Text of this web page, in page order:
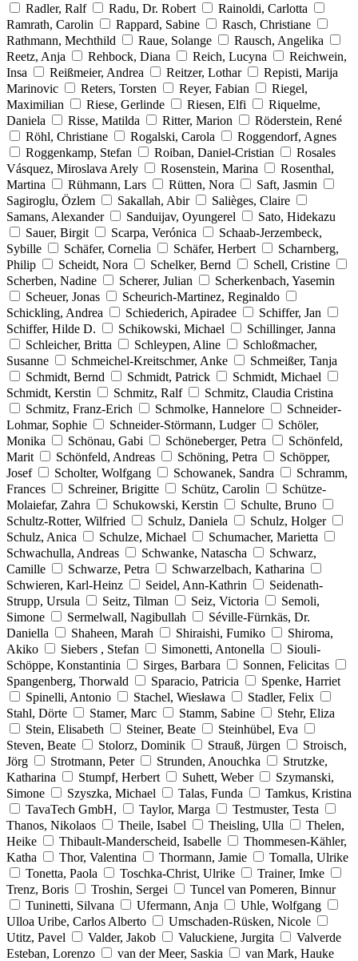
Radler, Ralf
Radu, Dr. Robert
Rainoldi, Carlotta
Ramrath, Carolin
Rappard, Sabine
Rasch, Christiane
Rathmann, Mechthild
Raue, Solange
Rausch, Angelika
Reetz, Anja
Rehbock, Diana Reich, Lucyna
Reichwein,
Insa
Reißmeier, Andrea Reitzer, Lothar
Repisti, Marija
Marinovic
Reters, Torsten Reyer, Fabian
Riegel,
Maximilian
Riese, Gerlinde Riesen, Elfi
Riquelme,
Daniela
Risse, Matilda Ritter, Marion
Röderstein, René
Röhl, Christiane
Rogalski, Carola
Roggendorf, Agnes
Roggenkamp, Stefan
Roiban, Daniel-Cristian
Rosales
Vásquez, Miroslava Arely
Rosenstein, Marina
Rosenthal,
Martina
Rühmann, Lars Rütten, Nora
Saft, Jasmin
Sagiroglu, Özlem
Sakallah, Abir
Salièges, Claire
Samans, Alexander
Sanduijav, Oyungerel
Sato, Hidekazu
Sauer, Birgit
Scarpa, Verónica
Schaab-Jerzembeck,
Sybille
Schäfer, Cornelia Schäfer, Herbert
Scharnberg,
Philip
Scheidt, Nora Schelker, Bernd
Schell, Cristine
Scherben, Nadine
Scherer, Julian
Scherkenbach, Yasemin
Scheuer, Jonas
Scheurich-Martinez, Reginaldo
Schickling, Andrea
Schiederich, Apiradee
Schiffer, Jan
Schiffer, Hilde D.
Schikowski, Michael
Schillinger, Janna
Schleicher, Britta
Schleypen, Aline
Schloßmacher,
Susanne
Schmeichel-Kreitschmer, Anke
Schmeißer, Tanja
Schmidt, Bernd
Schmidt, Patrick
Schmidt, Michael
Schmidt, Kerstin
Schmitz, Ralf
Schmitz, Claudia Cristina
Schmitz, Franz-Erich
Schmolke, Hannelore
Schneider-
Lohmar, Sophie
Schneider-Störmann, Ludger
Schöler,
Monika
Schönau, Gabi Schöneberger, Petra
Schönfeld,
Marit
Schönfeld, Andreas Schöning, Petra
Schöpper,
Josef
Scholter, Wolfgang Schowanek, Sandra
Schramm,
Frances
Schreiner, Brigitte Schütz, Carolin
Schütze-
Molaiefar, Zahra
Schukowski, Kerstin
Schulte, Bruno
Schultz-Rotter, Wilfried
Schulz, Daniela
Schulz, Holger
Schulz, Anica
Schulze, Michael
Schumacher, Marietta
Schwachulla, Andreas
Schwanke, Natascha
Schwarz,
Camille
Schwarze, Petra
Schwarzelbach, Katharina
Schwieren, Karl-Heinz
Seidel, Ann-Kathrin
Seidenath-
Strupp, Ursula
Seitz, Tilman Seiz, Victoria
Semoli,
Simone
Sermelwall, Nagibullah
Séville-Fürnkäs, Dr.
Daniella
Shaheen, Marah Shiraishi, Fumiko
Shiroma,
Akiko
Siebers , Stefan Simonetti, Antonella
Siouli-
Schöppe, Konstantinia
Sirges, Barbara
Sonnen, Felicitas
Spangenberg, Thorwald
Sparacio, Patricia
Spenke, Harriet
Spinelli, Antonio
Stachel, Wiesława
Stadler, Felix
Stahl, Dörte
Stamer, Marc Stamm, Sabine
Stehr, Eliza
Stein, Elisabeth
Steiner, Beate
Steinhübel, Eva
Steven, Beate
Stolorz, Dominik Strauß, Jürgen
Stroisch,
Jörg
Strotmann, Peter Strunden, Anouchka
Strutzke,
Katharina
Stumpf, Herbert Suhett, Weber
Szymanski,
Simone
Szyszka, Michael Talas, Funda
Tamkus, Kristina
TavaTech GmbH,
Taylor, Marga
Testmuster, Testa
Thanos, Nikolaos
Theile, Isabel Theisling, Ulla
Thelen,
Heike
Thibault-Manderscheid, Isabelle
Thommesen-Kähler,
Katha
Thor, Valentina Thormann, Jamie
Tomalla, Ulrike
Tonetta, Paola
Toschka-Christ, Ulrike
Trainer, Imke
Trenz, Boris
Troshin, Sergei
Tuncel van Pomeren, Binnur
Tuninetti, Silvana
Ufermann, Anja
Uhle, Wolfgang
Ulloa Uribe, Carlos Alberto
Umschaden-Rüsken, Nicole
Utitz, Pavel
Valder, Jakob Valuckiene, Jurgita
Valverde
Esteban, Lorenzo
van der Meer, Saskia
van Mark, Hauke